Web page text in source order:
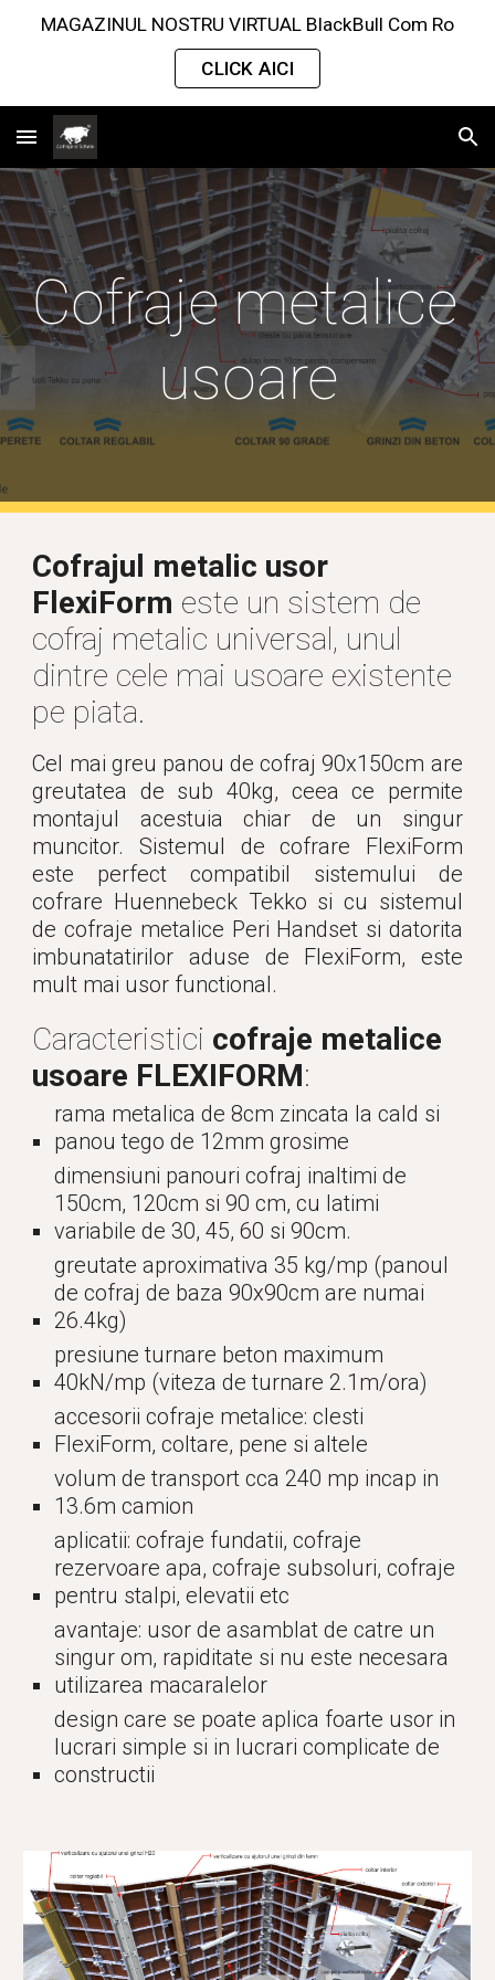
MAGAZINUL NOSTRU VIRTUAL BlackBull Com Ro
CLICK AICI
Cofraje metalice
usoare
Cofrajul metalic usor
FlexiForm este un sistem de
cofraj metalic universal, unul
dintre cele mai usoare existente
pe piata.
Cel mai greu panou de cofraj 90x150cm are
greutatea de sub 40kg, ceea ce permite
montajul acestuia chiar de un singur
muncitor. Sistemul de cofrare FlexiForm
este perfect compatibil sistemului de
cofrare Huennebeck Tekko si cu sistemul
de cofraje metalice Peri Handset si datorita
imbunatatirilor aduse de FlexiForm, este
mult mai usor functional.
Caracteristici cofraje metalice
usoare FLEXIFORM:
rama metalica de 8cm zincata la cald si
panou tego de 12mm grosime
dimensiuni panouri cofraj inaltimi de
150cm, 120cm si 90 cm, cu latimi
variabile de 30, 45, 60 si 90cm.
greutate aproximativa 35 kg/mp (panoul
de cofraj de baza 90x90cm are numai
26.4kg)
presiune turnare beton maximum
40kN/mp (viteza de turnare 2.1m/ora)
accesorii cofraje metalice: clesti
FlexiForm, coltare, pene si altele
volum de transport cca 240 mp incap in
13.6m camion
aplicatii: cofraje fundatii, cofraje
rezervoare apa, cofraje subsoluri, cofraje
pentru stalpi, elevatii etc
avantaje: usor de asamblat de catre un
singur om, rapiditate si nu este necesara
utilizarea macaralelor
design care se poate aplica foarte usor in
lucrari simple si in lucrari complicate de
constructii